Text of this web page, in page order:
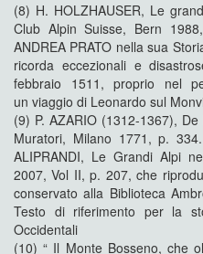
(8) H. HOLZHAUSER, Le
Club Alpin Suisse, Bern
ANDREA PRATO nella sua
ricorda eccezionali e
febbraio 1511, proprio nel
un viaggio di Leonardo sul
(9) P. AZARIO (1312-1367),
Muratori, Milano 1771, p.
ALIPRANDI, Le Grandi Alpi
2007, Vol II, p. 207, che
conservato alla Biblioteca
Testo di riferimento per la
Occidentali
(10) “ Il Monte Bosseno, che